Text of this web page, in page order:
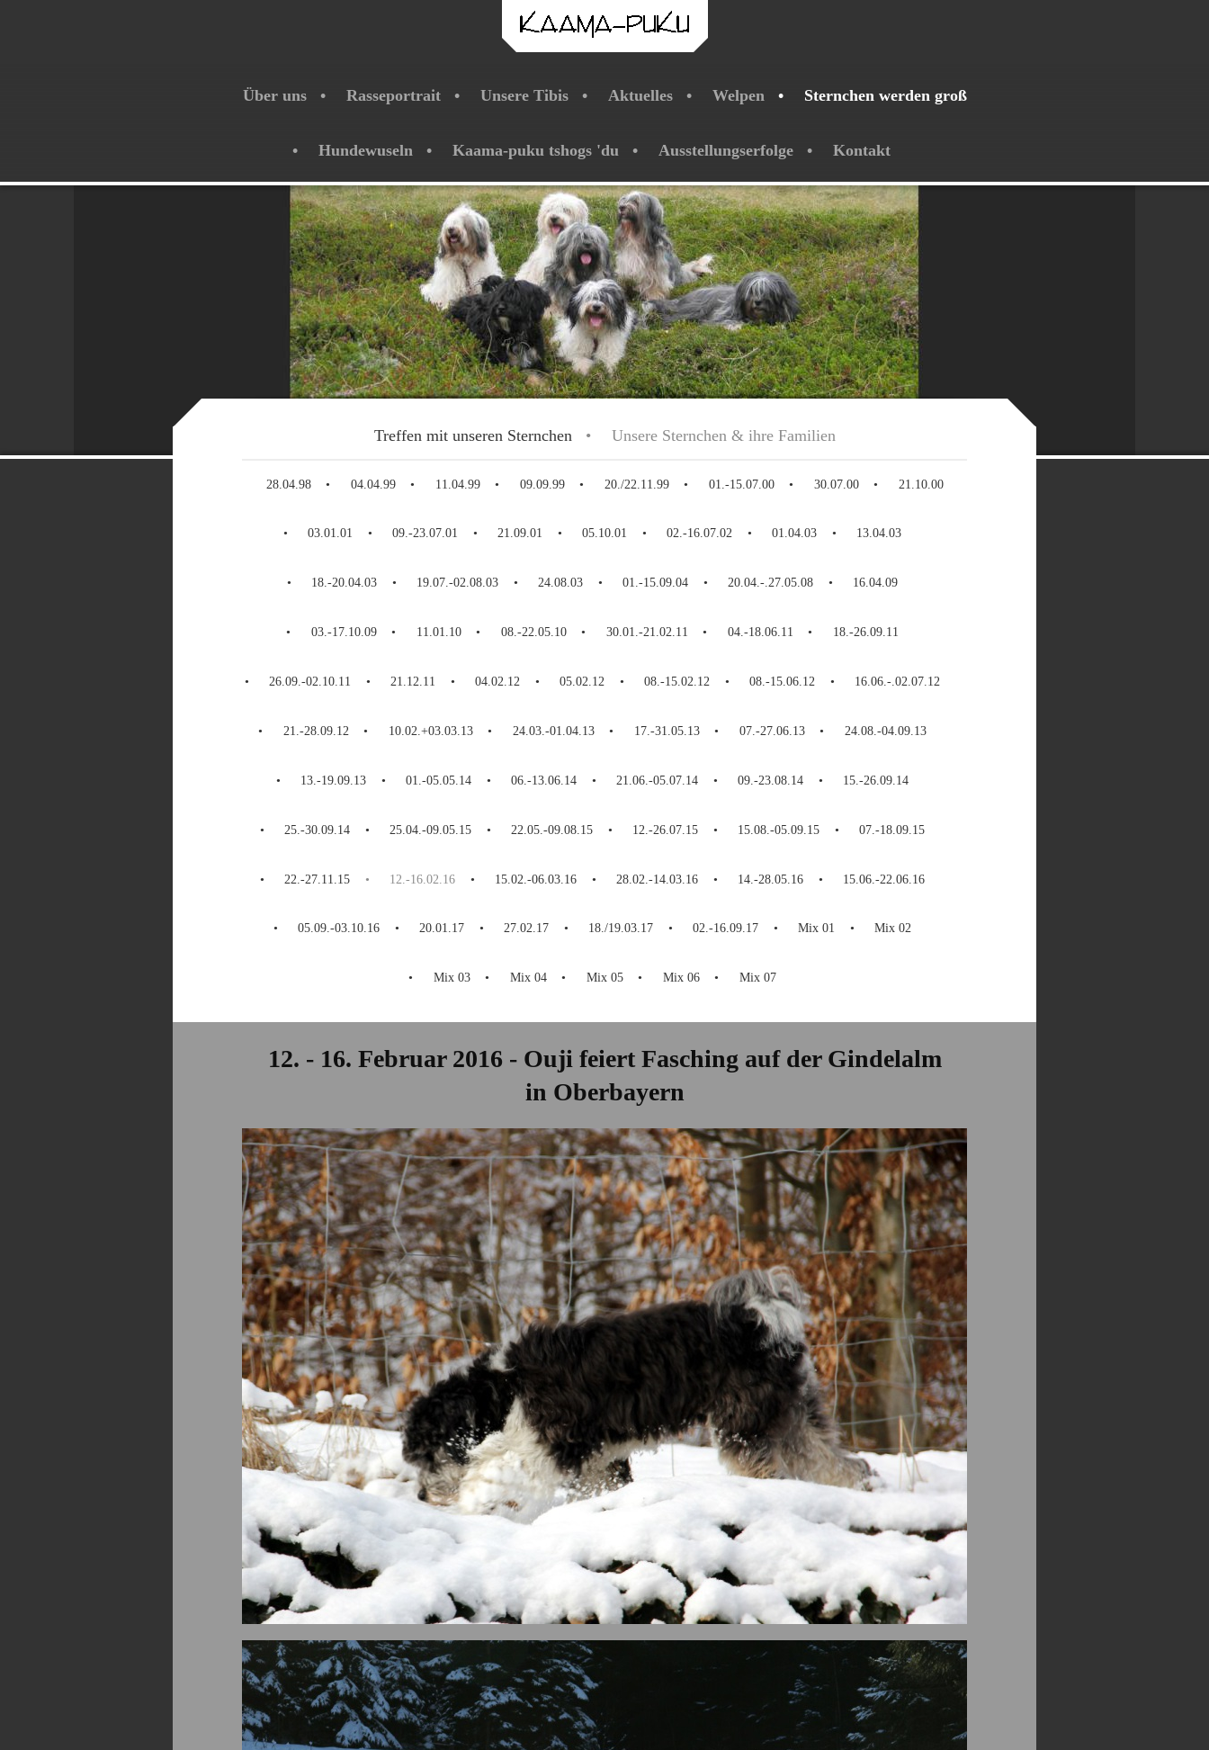
Über uns Rasseportrait Unsere Tibis Aktuelles Welpen Sternchen werden groß
Hundewuseln Kaama-puku tshogs 'du Ausstellungserfolge Kontakt
Treffen mit unseren Sternchen Unsere Sternchen & ihre Familien
28.04.98 04.04.99 11.04.99 09.09.99 20./22.11.99 01.-15.07.00 30.07.00 21.10.00
03.01.01 09.-23.07.01 21.09.01 05.10.01 02.-16.07.02 01.04.03 13.04.03
18.-20.04.03 19.07.-02.08.03 24.08.03 01.-15.09.04 20.04.-.27.05.08 16.04.09
03.-17.10.09 11.01.10 08.-22.05.10 30.01.-21.02.11 04.-18.06.11 18.-26.09.11
26.09.-02.10.11 21.12.11 04.02.12 05.02.12 08.-15.02.12 08.-15.06.12 16.06.-.02.07.12
21.-28.09.12 10.02.+03.03.13 24.03.-01.04.13 17.-31.05.13 07.-27.06.13 24.08.-04.09.13
13.-19.09.13 01.-05.05.14 06.-13.06.14 21.06.-05.07.14 09.-23.08.14 15.-26.09.14
25.-30.09.14 25.04.-09.05.15 22.05.-09.08.15 12.-26.07.15 15.08.-05.09.15 07.-18.09.15
22.-27.11.15 12.-16.02.16 15.02.-06.03.16 28.02.-14.03.16 14.-28.05.16 15.06.-22.06.16
05.09.-03.10.16 20.01.17 27.02.17 18./19.03.17 02.-16.09.17 Mix 01 Mix 02
Mix 03 Mix 04 Mix 05 Mix 06 Mix 07
12. - 16. Februar 2016 - Ouji feiert Fasching auf der Gindelalm
in Oberbayern